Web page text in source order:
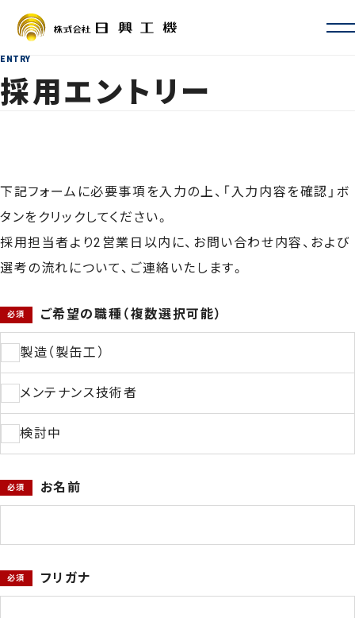
会社概要・沿革
お取引先一覧
新設・増設・リニューアル
修理・カスタマイズ
その他サービス
採用情報
044-211-0331
ENTRY
採用エントリー
下記フォームに必要事項を入力の上、「入力内容を確認」ボ
タンをクリックしてください。
採用担当者より2営業日以内に、お問い合わせ内容、および
選考の流れについて、ご連絡いたします。
ご希望の職種（複数選択可能）
製造（製缶工）
メンテナンス技術者
検討中
お名前
フリガナ